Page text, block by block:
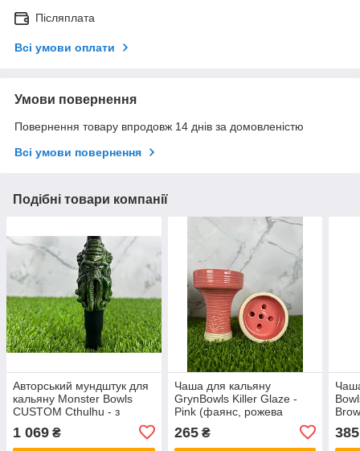
Післяплата
Всі умови оплати
Умови повернення
Повернення товару впродовж 14 днів за домовленістю
Всі умови повернення
Подібні товари компанії
Авторський мундштук для
кальяну Monster Bowls
CUSTOM Cthulhu - з
стилі Лавкрафта
1 069 ₴
Чаша для кальяну
GrynBowls Killer Glaze -
Pink (фаянс, рожева
265₴ 385